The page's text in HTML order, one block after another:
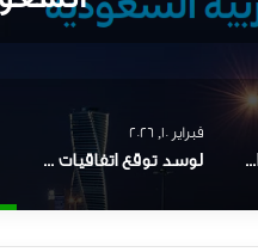
نافا و بنتلر – شراكة استراتيجية لبناء كفاءات سعودية
فبراير 10, 2026
لوسد توقع اتفاقيات جديدة في منتدى القطاع الخاص ٢٠٢٦